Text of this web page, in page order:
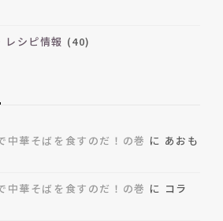
レシピ情報 (40)
中華そばを食すのだ！の巻 に あおも
中華そばを食すのだ！の巻 に コラ